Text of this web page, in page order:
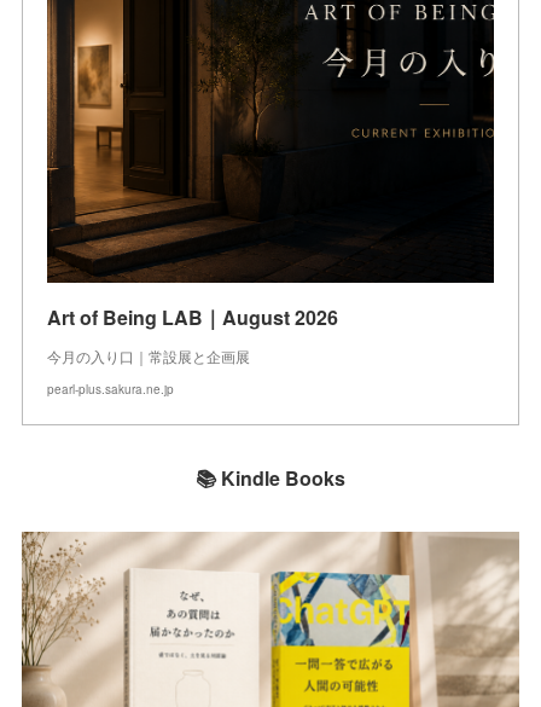
Art of Being LAB｜August 2026
今月の入り口｜常設展と企画展
pearl-plus.sakura.ne.jp
📚 Kindle Books